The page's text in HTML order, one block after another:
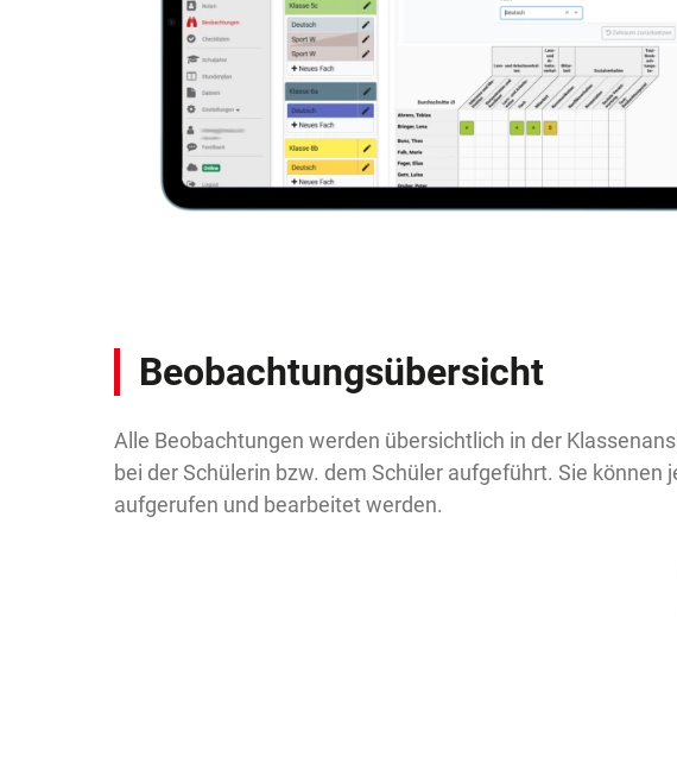
Beobachtungsübersicht
Alle Beobachtungen werden übersichtlich in der
bei der Schülerin bzw. dem Schüler aufgeführt. Sie können
aufgerufen und bearbeitet werden.